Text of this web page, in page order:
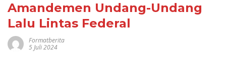
Amandemen Undang-Undang
Lalu Lintas Federal
Formatberita
5 Juli 2024